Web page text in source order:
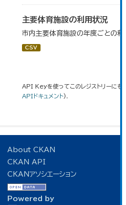
主要体育施設の利用状況
市内主要体育施設の年度ごとの利
CSV
API Keyを使ってこのレジストリーにも
APIドキュメント).
About CKAN
CKAN API
CKANアソシエーション
Powered by